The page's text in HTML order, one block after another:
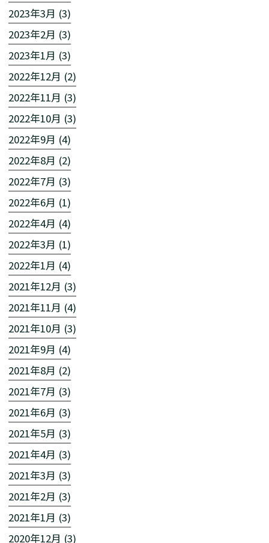
2023年3月 (3)
2023年2月 (3)
2023年1月 (3)
2022年12月 (2)
2022年11月 (3)
2022年10月 (3)
2022年9月 (4)
2022年8月 (2)
2022年7月 (3)
2022年6月 (1)
2022年4月 (4)
2022年3月 (1)
2022年1月 (4)
2021年12月 (3)
2021年11月 (4)
2021年10月 (3)
2021年9月 (4)
2021年8月 (2)
2021年7月 (3)
2021年6月 (3)
2021年5月 (3)
2021年4月 (3)
2021年3月 (3)
2021年2月 (3)
2021年1月 (3)
2020年12月 (3)